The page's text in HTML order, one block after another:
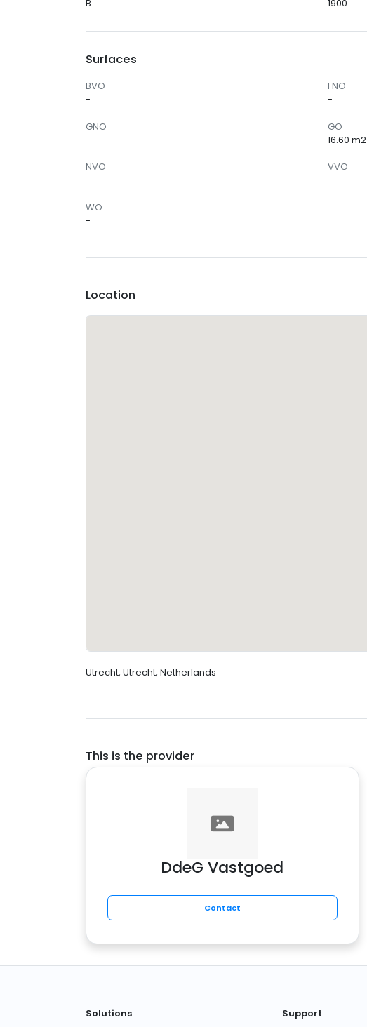
B
1900
Surfaces
BVO
-
FNO
-
GNO
-
GO
16.60 m2
NVO
-
VVO
-
WO
-
Location
Utrecht, Utrecht, Netherlands
This is the provider
DdeG Vastgoed
Contact
Solutions Support